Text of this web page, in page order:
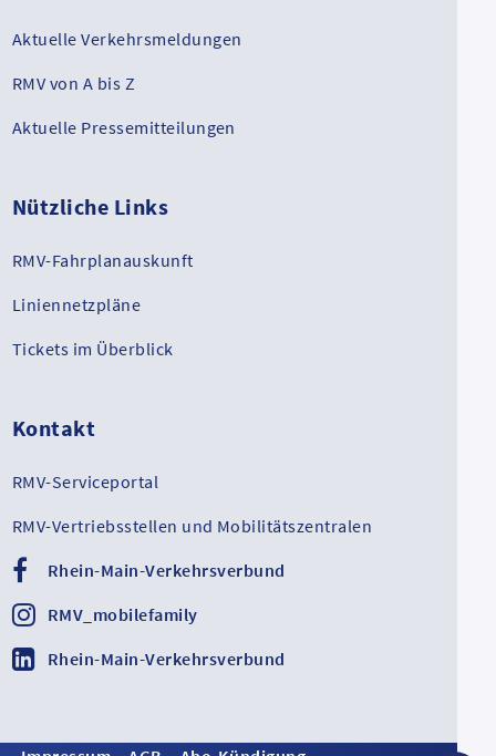
Aktuelle Verkehrsmeldungen
RMV von A bis Z
Aktuelle Pressemitteilungen
Nützliche Links
RMV-Fahrplanauskunft
Liniennetzpläne
Tickets im Überblick
Kontakt
RMV-Serviceportal
RMV-Vertriebsstellen und Mobilitätszentralen
Rhein-Main-Verkehrsverbund
RMV_mobilefamily
Rhein-Main-Verkehrsverbund